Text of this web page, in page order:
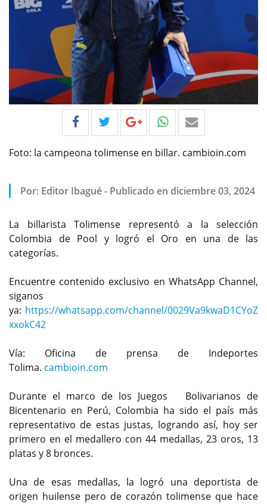
Foto: la campeona tolimense en billar. cambioin.com
Por: Editor Ibagué- Publicado en diciembre 03, 2024
La billarista Tolimense representó a la selección
Colombia de Pool y logró el Oro en una de las
categorías.
Encuentre contenido exclusivo en WhatsApp Channel,
siganos
ya: https://whatsapp.com/channel/0029Va9kwaD1CYoZ
xxokC42
Vía: Oficina de prensa de Indeportes
Tolima. cambioin.com
Durante el marco de los Juegos Bolivarianos de
Bicentenario en Perú, Colombia ha sido el país más
representativo de estas justas, logrando así, hoy ser
primero en el medallero con 44 medallas, 23 oros, 13
platas y 8 bronces.
Una de esas medallas, la logró una deportista de
origen huilense pero de corazón tolimense que hace